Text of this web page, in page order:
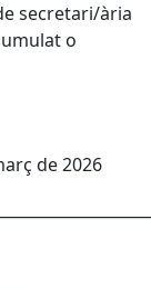
secretari/ària
o
de 2026